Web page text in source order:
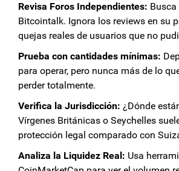
Revisa Foros Independientes: Busca
Bitcointalk. Ignora los reviews en su
quejas reales de usuarios que no
Prueba con cantidades mínimas:
para operar, pero nunca más de lo
perder totalmente.
Verifica la Jurisdicción: ¿Dónde
Vírgenes Británicas o Seychelles
protección legal comparado con
Analiza la Liquidez Real: Usa